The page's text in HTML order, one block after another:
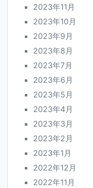
2023年11月
2023年10月
2023年9月
2023年8月
2023年7月
2023年6月
2023年5月
2023年4月
2023年3月
2023年2月
2023年1月
2022年12月
2022年11月